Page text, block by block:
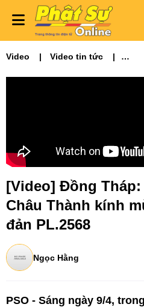
Video
Video tin tức
[Video] Đồng
Châu Thành kính
đản PL.2568
Ngọc Hằng
PSO - Sáng ngày 9/4,